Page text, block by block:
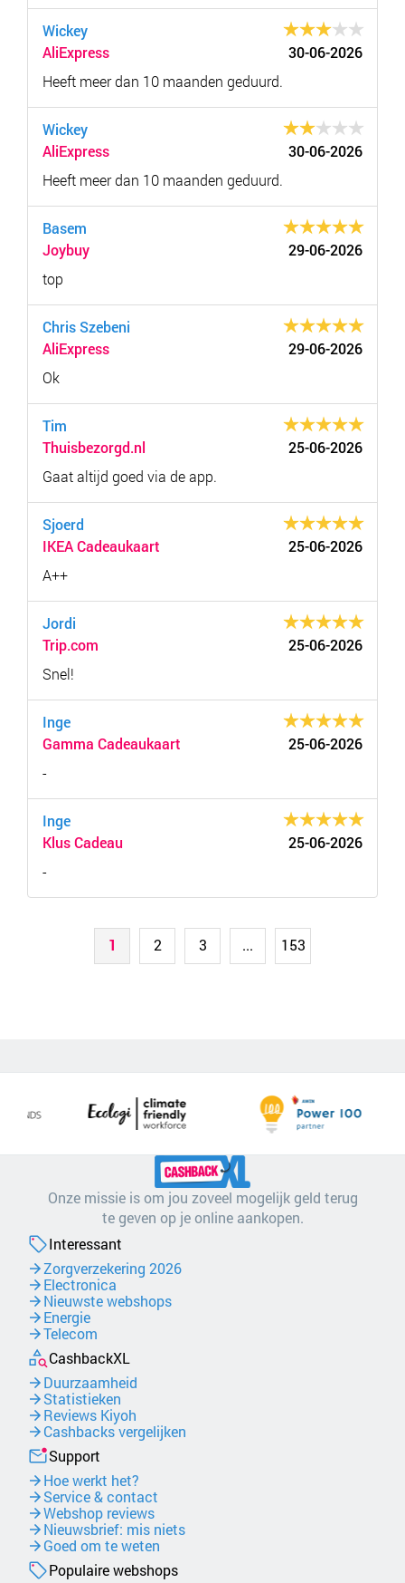
Wickey
AliExpress
30-06-2026
Heeft meer dan 10 maanden geduurd.
Wickey
AliExpress
30-06-2026
Heeft meer dan 10 maanden geduurd.
Basem
Joybuy
29-06-2026
top
Chris Szebeni
AliExpress
29-06-2026
Ok
Tim
Thuisbezorgd.nl
25-06-2026
Gaat altijd goed via de app.
Sjoerd
IKEA Cadeaukaart
25-06-2026
A++
Jordi
Trip.com
25-06-2026
Snel!
Inge
Gamma Cadeaukaart
25-06-2026
-
Inge
Klus Cadeau
25-06-2026
-
1 2 3 ... 153
Onze missie is om jou zoveel mogelijk geld terug
te geven op je online aankopen.
Interessant
Zorgverzekering 2026
Electronica
Nieuwste webshops
Energie
Telecom
CashbackXL
Duurzaamheid
Statistieken
Reviews Kiyoh
Cashbacks vergelijken
Support
Hoe werkt het?
Service & contact
Webshop reviews
Nieuwsbrief: mis niets
Goed om te weten
Populaire webshops